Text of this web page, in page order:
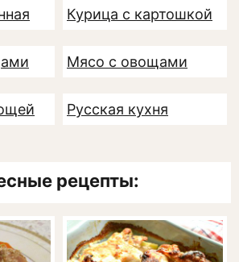
Курица с картошкой
Мясо с овощами
Русская кухня
рецепты: